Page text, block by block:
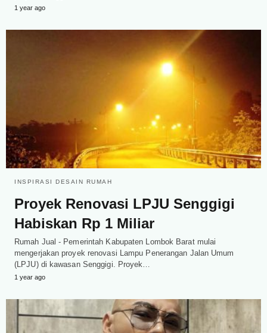
1 year ago
INSPIRASI DESAIN RUMAH
Proyek Renovasi LPJU Senggigi
Habiskan Rp 1 Miliar
Rumah Jual - Pemerintah Kabupaten Lombok Barat mulai
mengerjakan proyek renovasi Lampu Penerangan Jalan Umum
(LPJU) di kawasan Senggigi. Proyek…
1 year ago